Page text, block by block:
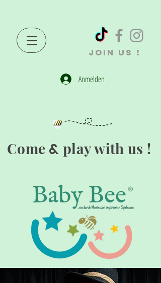
JOIN US !
Anmelden
Come & play with us !
®